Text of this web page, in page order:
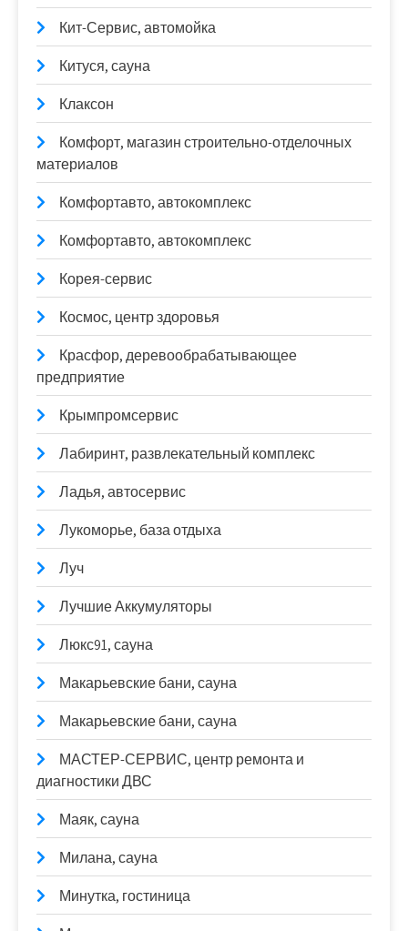
Кит-Сервис, автомойка
Китуся, сауна
Клаксон
Комфорт, магазин строительно-отделочных
материалов
Комфортавто, автокомплекс
Комфортавто, автокомплекс
Корея-сервис
Космос, центр здоровья
Красфор, деревообрабатывающее
предприятие
Крымпромсервис
Лабиринт, развлекательный комплекс
Ладья, автосервис
Лукоморье, база отдыха
Луч
Лучшие Аккумуляторы
Люкс91, сауна
Макарьевские бани, сауна
Макарьевские бани, сауна
МАСТЕР-СЕРВИС, центр ремонта и
диагностики ДВС
Маяк, сауна
Милана, сауна
Минутка, гостиница